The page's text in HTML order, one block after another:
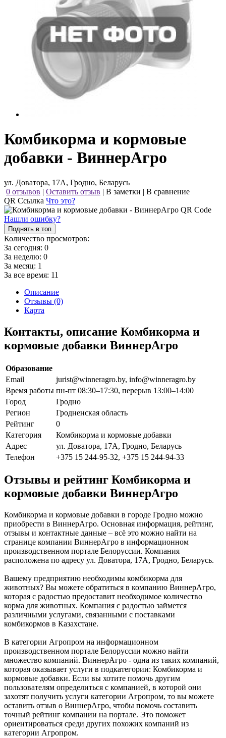
Комбикорма и кормовые
добавки - ВиннерАгро
ул. Доватора, 17А, Гродно, Беларусь
0 отзывов | Оставить отзыв | В заметки | В сравнение
QR Ссылка Что это?
Нашли ошибку?
Поднять в топ
Количество просмотров:
За сегодня: 0
За неделю: 0
За месяц: 1
За все время: 11
Описание
Отзывы (0)
Карта
Контакты, описание Комбикорма и
кормовые добавки ВиннерАгро
Образование
Email
jurist@winneragro.by, info@winneragro.by
Время работы пн-пт 08:30–17:30, перерыв 13:00–14:00
Город
Гродно
Регион
Гродненская область
Рейтинг
0
Категория
Комбикорма и кормовые добавки
Адрес
ул. Доватора, 17А, Гродно, Беларусь
Телефон
+375 15 244-95-32, +375 15 244-94-33
Отзывы и рейтинг Комбикорма и
кормовые добавки ВиннерАгро
Комбикорма и кормовые добавки в городе Гродно можно
приобрести в ВиннерАгро. Основная информация, рейтинг,
отзывы и контактные данные – всё это можно найти на
странице компании ВиннерАгро в информационном
производственном портале Белоруссии. Компания
расположена по адресу ул. Доватора, 17А, Гродно, Беларусь.
Вашему предприятию необходимы комбикорма для
животных? Вы можете обратиться в компанию ВиннерАгро,
которая с радостью предоставит необходимое количество
корма для животных. Компания с радостью займется
различными услугами, связанными с поставками
комбикормов в Казахстане.
В категории Агропром на информационном
производственном портале Белоруссии можно найти
множество компаний. ВиннерАгро - одна из таких компаний,
которая оказывает услуги в подкатегории: Комбикорма и
кормовые добавки. Если вы хотите помочь другим
пользователям определиться с компанией, в которой они
захотят получить услуги категории Агропром, то вы можете
оставить отзыв о ВиннерАгро, чтобы помочь составить
точный рейтинг компании на портале. Это поможет
ориентироваться среди других похожих компаний из
категории Агропром.